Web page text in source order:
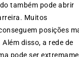
também pode abrir
Muitos
posições
disso, a rede de
pode ser